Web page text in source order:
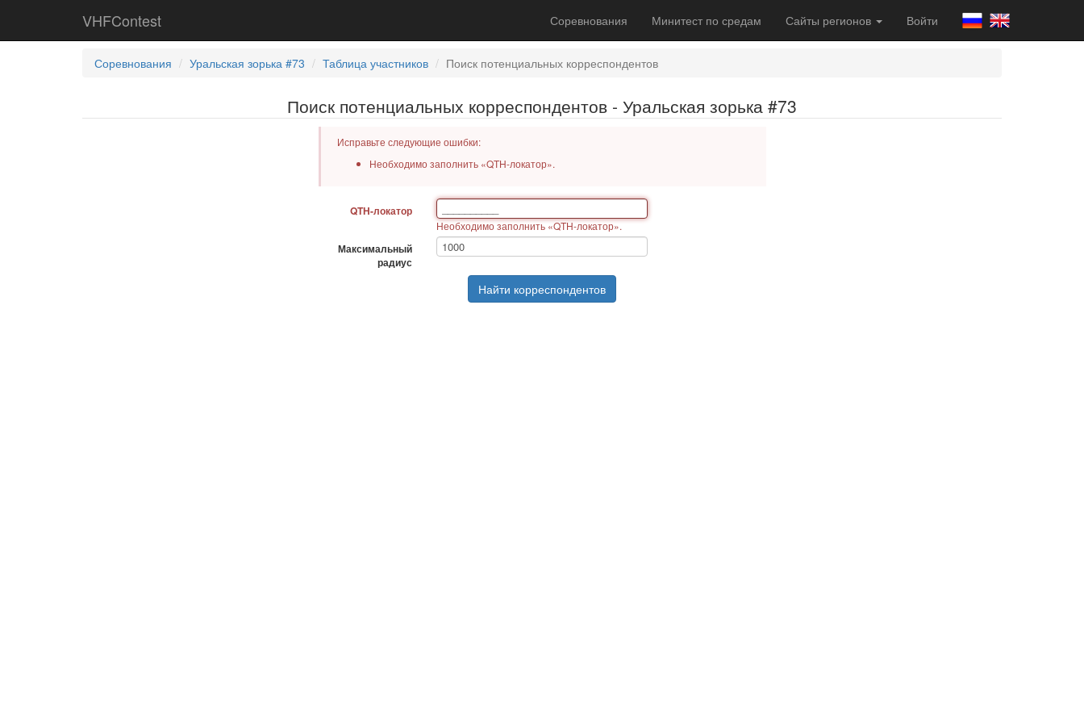
VHFContest Соревнования Минитест по средам Сайты регионов Войти
Соревнования Уральская зорька #73 Таблица участников Поиск потенциальных корреспондентов
Поиск потенциальных корреспондентов - Уральская зорька #73
Исправьте следующие ошибки:
Необходимо заполнить «QTH-локатор».
QTH-локатор
Необходимо заполнить «QTH-локатор».
Максимальный
радиус
Найти корреспондентов